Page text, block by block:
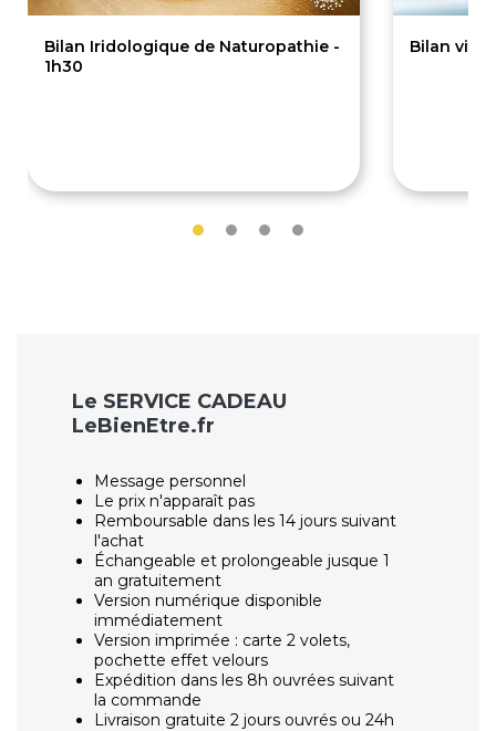
Bilan Iridologique de Naturopathie -
1h30
Bilan
Le SERVICE CADEAU
LeBienEtre.fr
Message personnel
Le prix n'apparaît pas
Remboursable dans les 14 jours suivant
l'achat
Échangeable et prolongeable jusque 1
an gratuitement
Version numérique disponible
immédiatement
Version imprimée : carte 2 volets,
pochette effet velours
Expédition dans les 8h ouvrées suivant
la commande
Livraison gratuite 2 jours ouvrés ou 24h